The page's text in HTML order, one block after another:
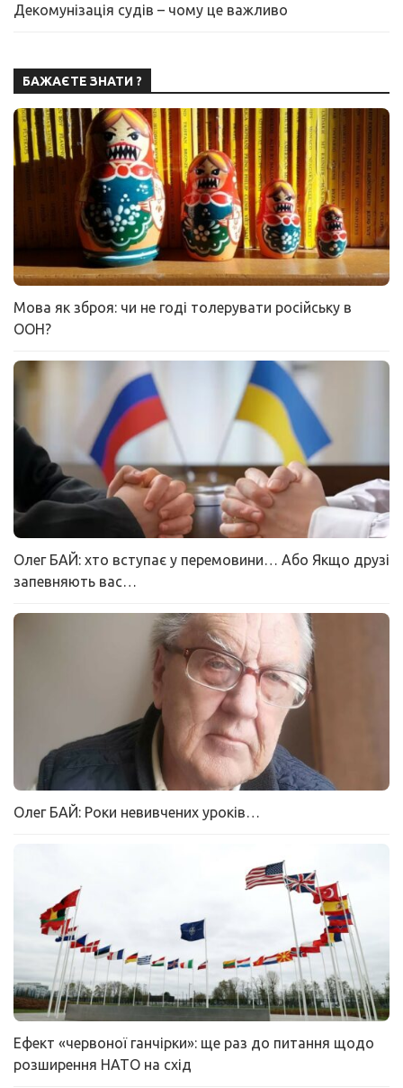
Декомунізація судів – чому це важливо
БАЖАЄТЕ ЗНАТИ ?
Мова як зброя: чи не годі толерувати російську в
ООН?
Олег БАЙ: хто вступає у перемовини… Або Якщо друзі
запевняють вас…
Олег БАЙ: Роки невивчених уроків…
Ефект «червоної ганчірки»: ще раз до питання щодо
розширення НАТО на схід